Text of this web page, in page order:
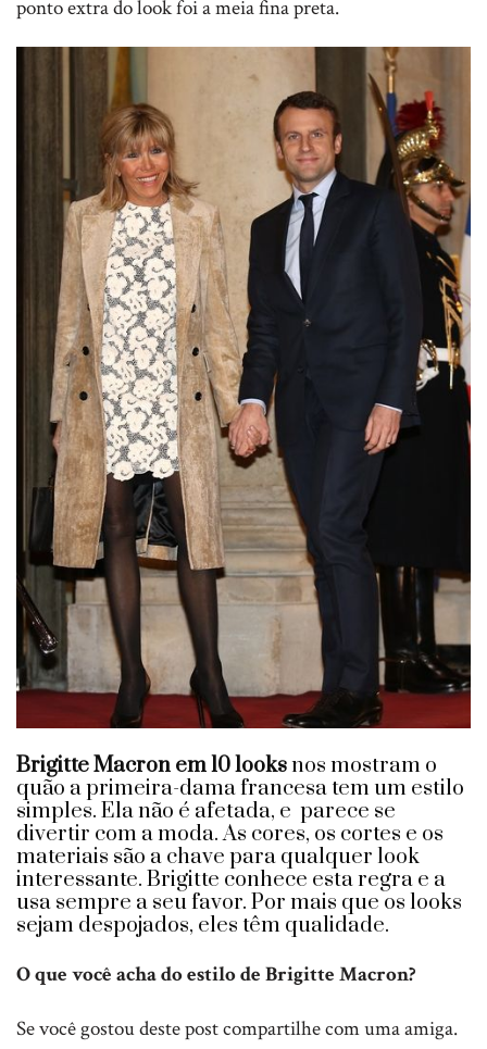
ponto extra do look foi a meia fina preta.
Brigitte Macron em 10 looksnos mostram o
quão a primeira-dama francesa tem um estilo
simples. Ela não é afetada, e parece se
divertir com a moda. As cores, os cortes e os
materiais são a chave para qualquer look
interessante. Brigitte conhece esta regra e a
usa sempre a seu favor. Por mais que os looks
sejam despojados, eles têm qualidade.
O que você acha do estilo de Brigitte Macron?
Se você gostou deste post compartilhe com uma amiga.